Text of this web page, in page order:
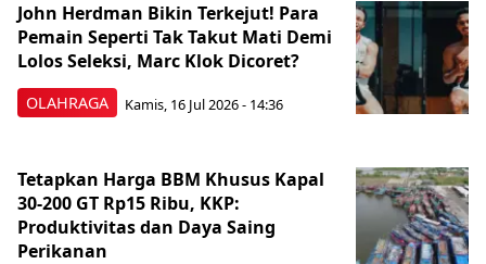
OLAHRAGA
John Herdman Bikin Terkejut! Para
Pemain Seperti Tak Takut Mati Demi
Lolos Seleksi, Marc Klok Dicoret?
Kamis, 16 Jul 2026 - 14:36
Tetapkan Harga BBM Khusus Kapal
30-200 GT Rp15 Ribu, KKP:
Produktivitas dan Daya Saing
Perikanan